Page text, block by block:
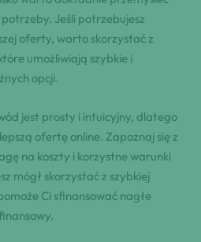
Jeśli ​potrzebujesz
oferty, warto ⁢skorzystać ⁣z
umożliwiają szybkie i
opcji.
jest​ prosty ‌i intuicyjny, dlatego
⁢ofertę⁢ online. ⁤Zapoznaj się ‌z
na koszty⁤ i korzystne warunki
mógł ​skorzystać z ⁣szybkiej
Ci ⁣sfinansować⁣ nagłe